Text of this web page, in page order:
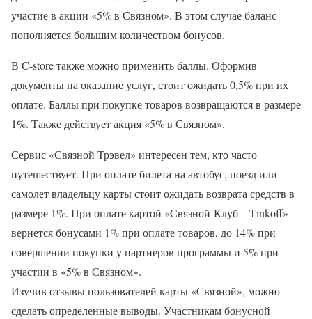
участие в акции «5% в Связном». В этом случае баланс
пополняется большим количеством бонусов.
В C-store также можно применить баллы. Оформив
документы на оказание услуг, стоит ожидать 0,5% при их
оплате. Баллы при покупке товаров возвращаются в размере
1%. Также действует акция «5% в Связном».
Сервис «Связной Трэвел» интересен тем, кто часто
путешествует. При оплате билета на автобус, поезд или
самолет владельцу карты стоит ожидать возврата средств в
размере 1%. При оплате картой «Связной-Клуб – Tinkoff»
вернется бонусами 1% при оплате товаров, до 14% при
совершении покупки у партнеров программы и 5% при
участии в «5% в Связном».
Изучив отзывы пользователей карты «Связной», можно
сделать определенные выводы. Участникам бонусной